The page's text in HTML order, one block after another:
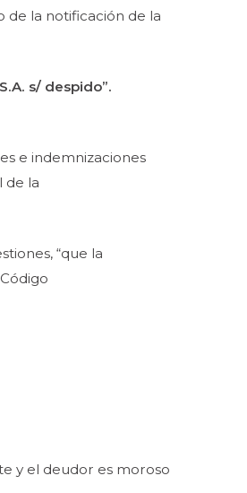
de la notificación de la
s/ despido”.
e indemnizaciones
de la
“que la
y el deudor es moroso